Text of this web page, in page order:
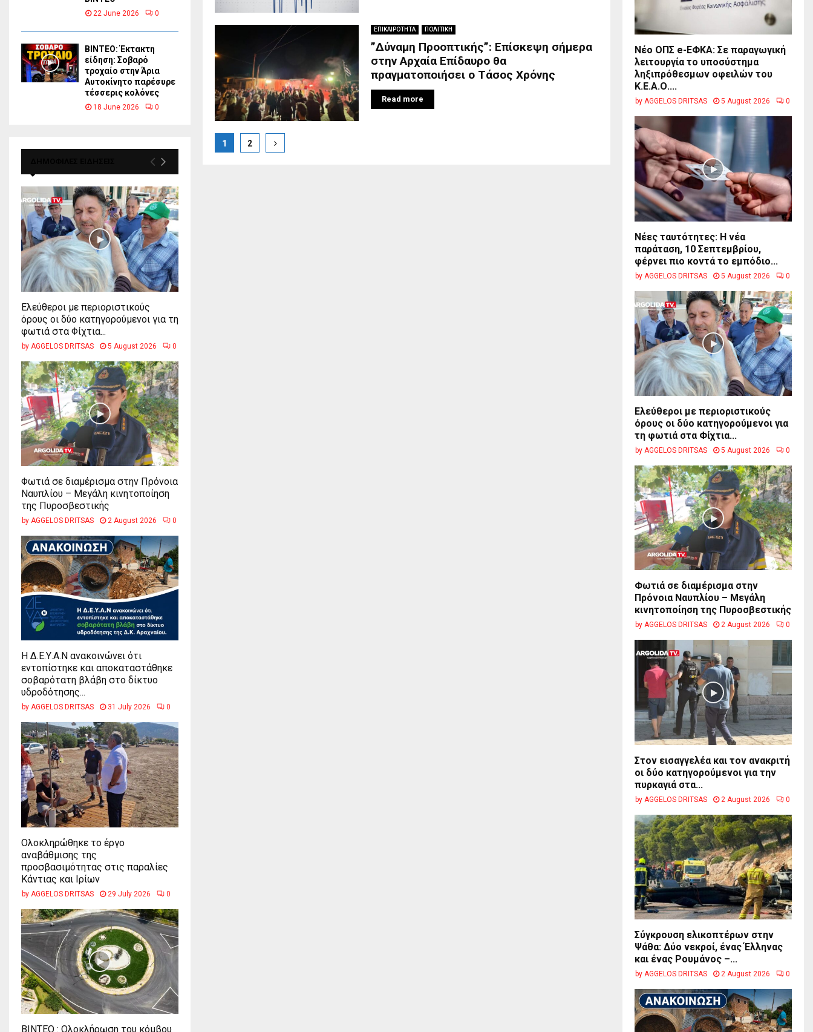
ΕΠΙΚΑΙΡΟΤΗΤΑ ΠΟΛΙΤΙΚΗ
”Δύναμη Προοπτικής”: Επίσκεψη σήμερα
στην Αρχαία Επίδαυρο θα
πραγματοποιήσει ο Τάσος Χρόνης
Read more
Posts
1 2
22 June 2026 0
ΒΙΝΤΕΟ: Έκτακτη
είδηση: Σοβαρό
τροχαίο στην Άρια
Αυτοκίνητο παρέσυρε
τέσσερις κολόνες
18 June 2026 0
Ελεύθεροι με περιοριστικούς
όρους οι δύο κατηγορούμενοι για τη
φωτιά στα Φίχτια...
by AGGELOS DRITSAS 5 August 2026 0
Φωτιά σε διαμέρισμα στην Πρόνοια
Ναυπλίου – Μεγάλη κινητοποίηση
της Πυροσβεστικής
by AGGELOS DRITSAS 2 August 2026 0
Η Δ.Ε.Υ.Α.Ν ανακοινώνει ότι
εντοπίστηκε και αποκαταστάθηκε
σοβαρότατη βλάβη στο δίκτυο
υδροδότησης...
by AGGELOS DRITSAS 31 July 2026 0
Ολοκληρώθηκε το έργο
αναβάθμισης της
προσβασιμότητας στις παραλίες
Κάντιας και Ιρίων
by AGGELOS DRITSAS 29 July 2026 0
ΒΙΝΤΕΟ : Ολοκλήρωση του κόμβου
Νέο ΟΠΣ e-ΕΦΚΑ: Σε παραγωγική
λειτουργία το υποσύστημα
ληξιπρόθεσμων οφειλών του
Κ.Ε.Α.Ο....
by AGGELOS DRITSAS 5 August 2026 0
Νέες ταυτότητες: Η νέα
παράταση, 10 Σεπτεμβρίου,
φέρνει πιο κοντά το εμπόδιο...
by AGGELOS DRITSAS 5 August 2026 0
Ελεύθεροι με περιοριστικούς
όρους οι δύο κατηγορούμενοι για
τη φωτιά στα Φίχτια...
by AGGELOS DRITSAS 5 August 2026 0
Φωτιά σε διαμέρισμα στην
Πρόνοια Ναυπλίου – Μεγάλη
κινητοποίηση της Πυροσβεστικής
by AGGELOS DRITSAS 2 August 2026 0
Στον εισαγγελέα και τον ανακριτή
οι δύο κατηγορούμενοι για την
πυρκαγιά στα...
by AGGELOS DRITSAS 2 August 2026 0
Σύγκρουση ελικοπτέρων στην
Ψάθα: Δύο νεκροί, ένας Έλληνας
και ένας Ρουμάνος –...
by AGGELOS DRITSAS 2 August 2026 0